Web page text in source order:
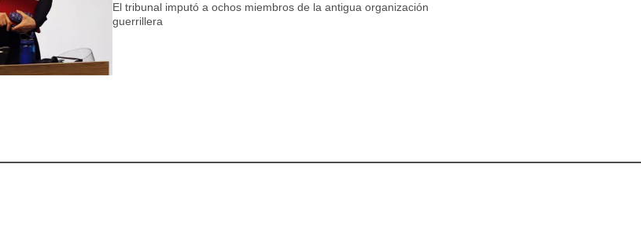
El tribunal imputó a ochos miembros de la antigua organización
guerrillera